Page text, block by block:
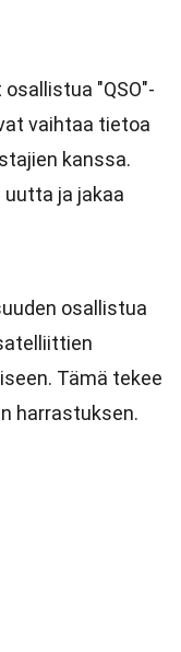
"QSO"-
vaihtaa tietoa
kanssa.
ja jakaa
osallistua
Tämä tekee
harrastuksen.